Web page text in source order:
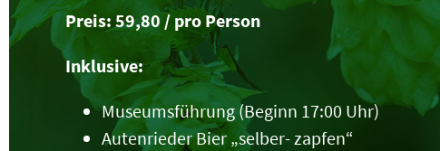
Preis: 59,80 / pro Person
Inklusive:
Museumsführung (Beginn 17:00 Uhr)
Autenrieder Bier „selber- zapfen“